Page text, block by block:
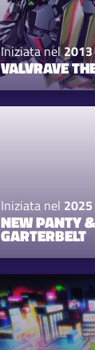
Iniziata nel2013
VALVRAVE
Iniziata nel 2025
NEW PANTY
GARTERBELT